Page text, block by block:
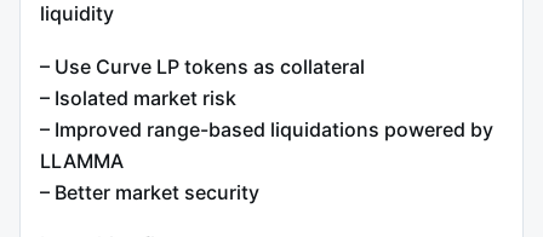
liquidity
– Use Curve LP tokens as collateral
– Isolated market risk
– Improved range-based liquidations powered by
LLAMMA
– Better market security